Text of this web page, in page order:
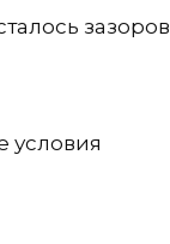
зазоров
условия